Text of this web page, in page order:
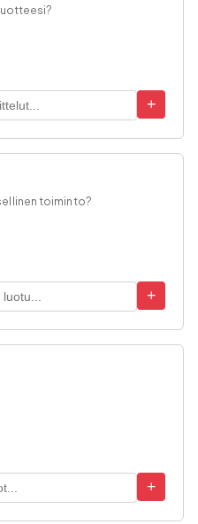
+
toiminto?
+
+